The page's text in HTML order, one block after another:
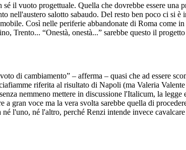
il vuoto progettuale. Quella che dovrebbe essere una
salotto sabaudo. Del resto ben poco ci si è
Così nelle periferie abbandonate di Roma come
“Onestà, onestà...” sarebbe questo il
di cambiamento” – afferma – quasi che ad essere
riferita al risultato di Napoli (ma Valeria
nemmeno mettere in discussione l'Italicum, la
gran voce ma la vera svolta sarebbe quella di
l'uno, né l'altro, perché Renzi intende invece